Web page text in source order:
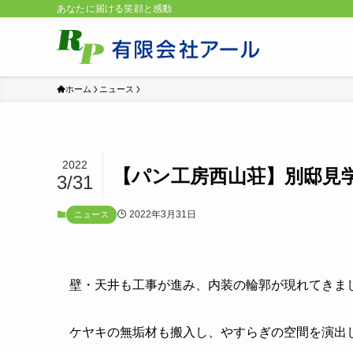
あなたに届ける笑顔と感動
ホーム ニュース
【パン工房西山荘】別邸見
2022
3/31
ニュース 2022年3月31日
壁・天井も工事が進み、内装の輪郭が現れてきま
ケヤキの無垢材も搬入し、やすらぎの空間を演出